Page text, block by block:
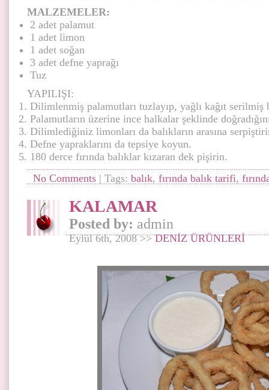
MALZEMELER:
2 adet palamut
1 adet limon
1 adet soğan
3 adet defne yaprağı
Tuz
YAPILIŞI:
Dilimlenmiş palamutları tuzlayıp, yağlı kağıt
Palamutların üzerine ince halkalar şeklinde
Dilimlediğiniz limonları da balıkların arasına
Defne yapraklarını da tepsiye koyun.
180 derce fırında balıklar kızaran dek pişirin.
No Comments | Tags: balık, fırında balık tarifi,
KALAMAR
Posted by: admin
Eylül 6th, 2008 >>DENİZ ÜRÜNLERİ